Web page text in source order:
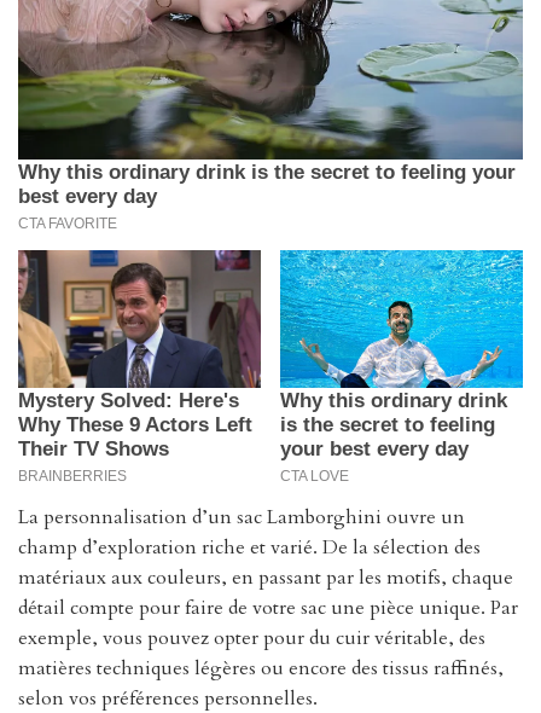
La personnalisation d’un sac Lamborghini ouvre un
champ d’exploration riche et varié. De la sélection des
matériaux aux couleurs, en passant par les motifs, chaque
détail compte pour faire de votre sac une pièce unique. Par
exemple, vous pouvez opter pour du cuir véritable, des
matières techniques légères ou encore des tissus raffinés,
selon vos préférences personnelles.